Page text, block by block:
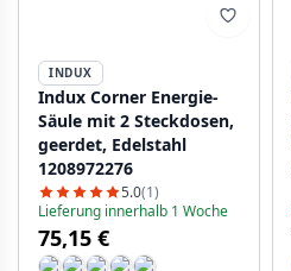
INDUX
Indux Corner Energie-
Säule mit 2 Steckdosen,
geerdet, Edelstahl
1208972276
5.0(1)
Lieferung innerhalb 1 Woche
75,15 €